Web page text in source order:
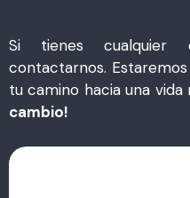
Si tienes cualquier
contactarnos.
tu camino hacia una vida
cambio!